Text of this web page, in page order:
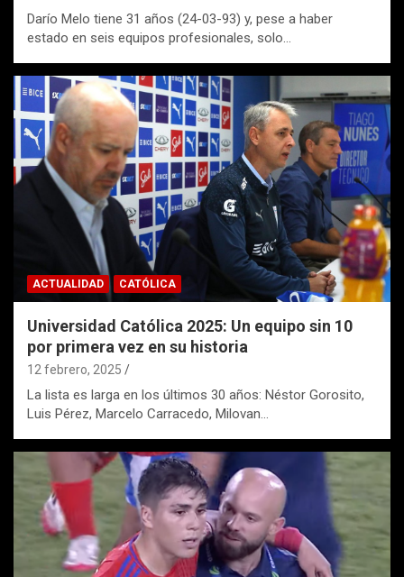
Darío Melo tiene 31 años (24-03-93) y, pese a haber
estado en seis equipos profesionales, solo…
ACTUALIDAD CATÓLICA
Universidad Católica 2025: Un equipo sin 10
por primera vez en su historia
12 febrero, 2025
La lista es larga en los últimos 30 años: Néstor Gorosito,
Luis Pérez, Marcelo Carracedo, Milovan…